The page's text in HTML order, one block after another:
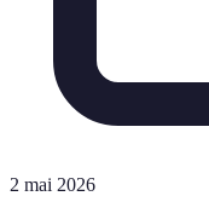
2 mai 2026